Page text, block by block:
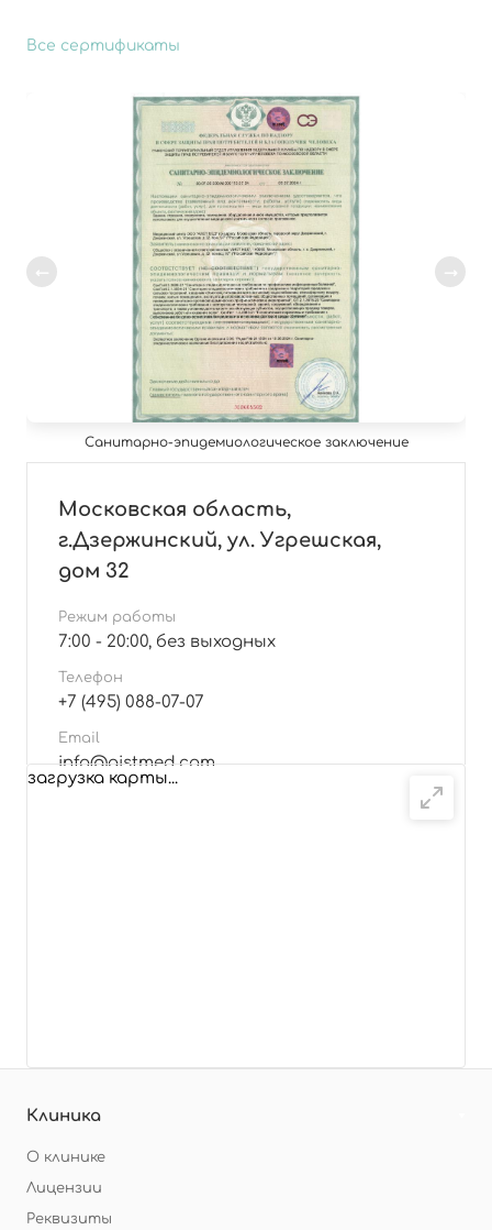
Все сертификаты
Санитарно-эпидемиологическое заключение
Московская область,
г.Дзержинский, ул. Угрешская,
дом 32
Режим работы
7:00 - 20:00, без выходных
Телефон
+7 (495) 088-07-07
Email
info@aistmed.com
загрузка карты...
Клиника
О клинике
Лицензии
Реквизиты